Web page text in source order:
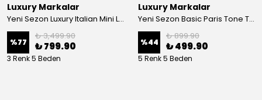
Luxury Markalar
Yeni Sezon Luxury Italian Mini Logo Classic T-shirt
%77
₺ 3,499.90
₺ 799.90
3 Renk 5 Beden
Luxury Markalar
Yeni Sezon Basic Paris Tone To Tone Logo T-shirt
%44
₺ 899.90
₺ 499.90
5 Renk 5 Beden